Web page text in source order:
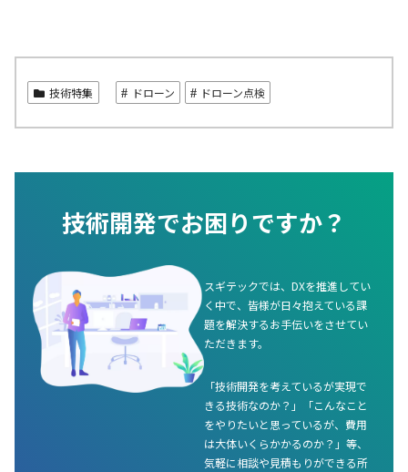
技術特集 ドローン ドローン点検
技術開発でお困りですか？
スギテックでは、DXを推進してい
く中で、皆様が日々抱えている課
題を解決するお手伝いをさせてい
ただきます。
「技術開発を考えているが実現で
きる技術なのか？」「こんなこと
をやりたいと思っているが、費用
は大体いくらかかるのか？」等、
気軽に相談や見積もりができる所